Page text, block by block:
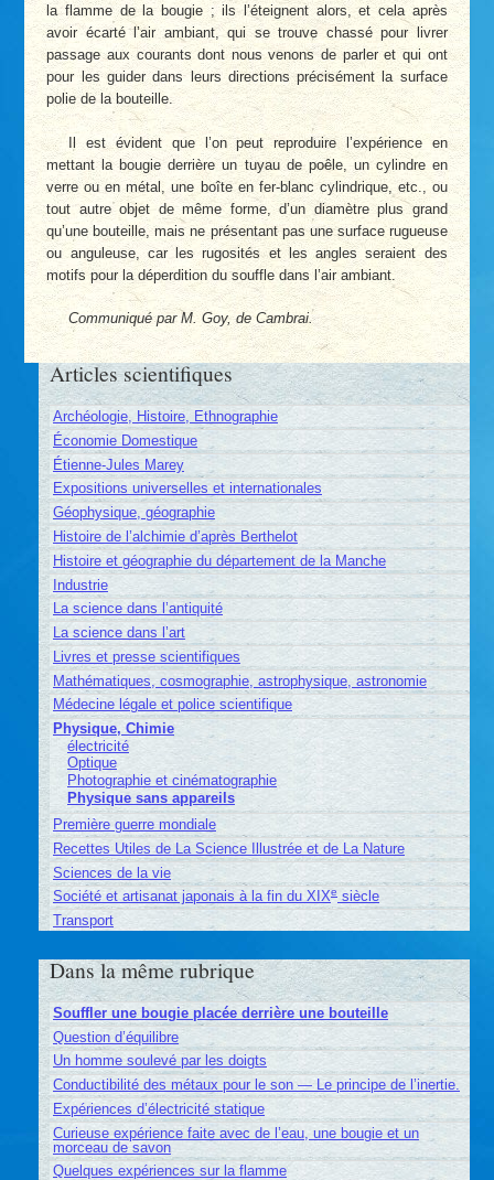
la flamme de la bougie ; ils l’éteignent alors, et cela après
avoir écarté l’air ambiant, qui se trouve chassé pour livrer
passage aux courants dont nous venons de parler et qui ont
pour les guider dans leurs directions précisément la surface
polie de la bouteille.
Il est évident que l’on peut reproduire l’expérience en
mettant la bougie derrière un tuyau de poêle, un cylindre en
verre ou en métal, une boîte en fer-blanc cylindrique, etc., ou
tout autre objet de même forme, d’un diamètre plus grand
qu’une bouteille, mais ne présentant pas une surface rugueuse
ou anguleuse, car les rugosités et les angles seraient des
motifs pour la déperdition du souffle dans l’air ambiant.
Communiqué par M. Goy, de Cambrai.
Articles scientifiques
Archéologie, Histoire, Ethnographie
Économie Domestique
Étienne-Jules Marey
Expositions universelles et internationales
Géophysique, géographie
Histoire de l’alchimie d’après Berthelot
Histoire et géographie du département de la Manche
Industrie
La science dans l’antiquité
La science dans l’art
Livres et presse scientifiques
Mathématiques, cosmographie, astrophysique, astronomie
Médecine légale et police scientifique
Physique, Chimie
électricité
Optique
Photographie et cinématographie
Physique sans appareils
Première guerre mondiale
Recettes Utiles de La Science Illustrée et de La Nature
Sciences de la vie
Société et artisanat japonais à la fin du XIXesiècle
Transport
Dans la même rubrique
Souffler une bougie placée derrière une bouteille
Question d’équilibre
Un homme soulevé par les doigts
Conductibilité des métaux pour le son — Le principe de l’inertie.
Expériences d’électricité statique
Curieuse expérience faite avec de l’eau, une bougie et un
morceau de savon
Quelques expériences sur la flamme